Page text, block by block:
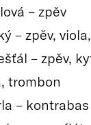
– zpěv
– zpěv,
– zpěv,
trombon
– kontrabas